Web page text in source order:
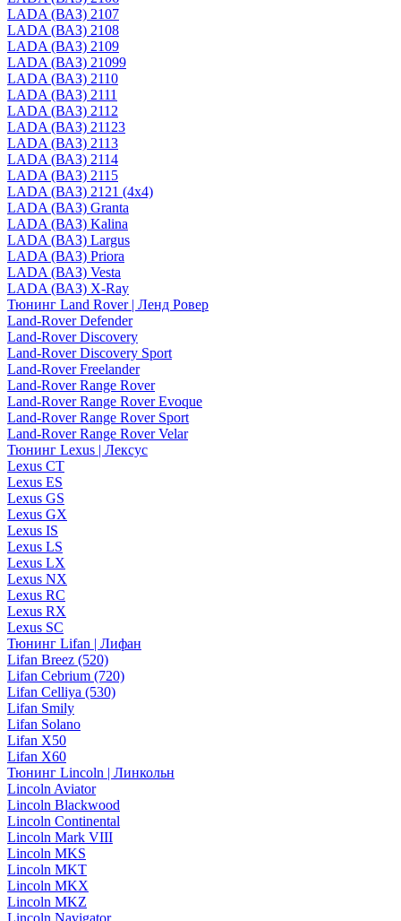
LADA (ВАЗ) 2107
LADA (ВАЗ) 2108
LADA (ВАЗ) 2109
LADA (ВАЗ) 21099
LADA (ВАЗ) 2110
LADA (ВАЗ) 2111
LADA (ВАЗ) 2112
LADA (ВАЗ) 21123
LADA (ВАЗ) 2113
LADA (ВАЗ) 2114
LADA (ВАЗ) 2115
LADA (ВАЗ) 2121 (4x4)
LADA (ВАЗ) Granta
LADA (ВАЗ) Kalina
LADA (ВАЗ) Largus
LADA (ВАЗ) Priora
LADA (ВАЗ) Vesta
LADA (ВАЗ) X-Ray
Тюнинг Land Rover | Ленд Ровер
Land-Rover Defender
Land-Rover Discovery
Land-Rover Discovery Sport
Land-Rover Freelander
Land-Rover Range Rover
Land-Rover Range Rover Evoque
Land-Rover Range Rover Sport
Land-Rover Range Rover Velar
Тюнинг Lexus | Лексус
Lexus CT
Lexus ES
Lexus GS
Lexus GX
Lexus IS
Lexus LS
Lexus LX
Lexus NX
Lexus RC
Lexus RX
Lexus SC
Тюнинг Lifan | Лифан
Lifan Breez (520)
Lifan Cebrium (720)
Lifan Celliya (530)
Lifan Smily
Lifan Solano
Lifan X50
Lifan X60
Тюнинг Lincoln | Линкольн
Lincoln Aviator
Lincoln Blackwood
Lincoln Continental
Lincoln Mark VIII
Lincoln MKS
Lincoln MKT
Lincoln MKX
Lincoln MKZ
Lincoln Navigator